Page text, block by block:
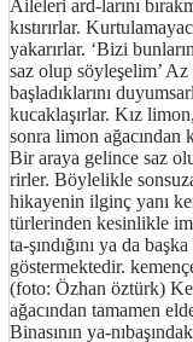
Aileleri ard-larını
kıstırırlar.
yakarırlar. ‘Bizi
saz olup söyleşelim’
başladıklarını
kucaklaşırlar. Kız
sonra limon ağacından
Bir araya gelince saz
rirler. Böylelikle
hikayenin ilginç yanı
türlerinden kesinlikle
ta-şındığını ya da
göstermektedir.
(foto: Özhan öztürk)
ağacından tamamen
Binasının ya-